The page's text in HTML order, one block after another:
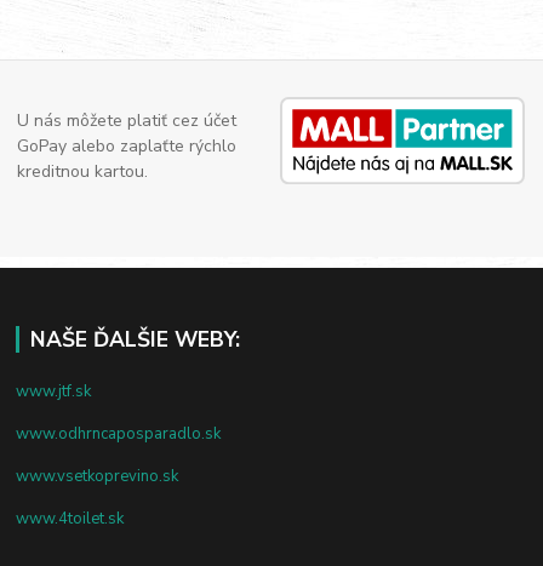
U nás môžete platiť cez účet
GoPay alebo zaplaťte rýchlo
kreditnou kartou.
NAŠE ĎALŠIE WEBY:
www.jtf.sk
www.odhrncaposparadlo.sk
www.vsetkoprevino.sk
www.4toilet.sk